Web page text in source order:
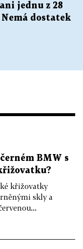
jednu z 28
dostatek
BMW s
křižovatky
skly a